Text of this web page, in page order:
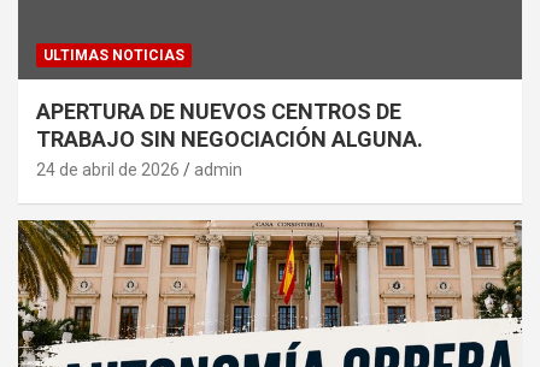
ULTIMAS NOTICIAS
APERTURA DE NUEVOS CENTROS DE
TRABAJO SIN NEGOCIACIÓN ALGUNA.
24 de abril de 2026 admin